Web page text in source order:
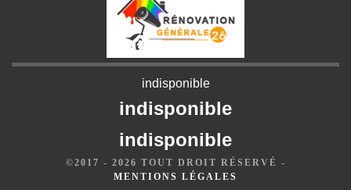
indisponible
indisponible
indisponible
©2017 - 2026 TOUT DROIT RÉSERVÉ -
MENTIONS LÉGALES